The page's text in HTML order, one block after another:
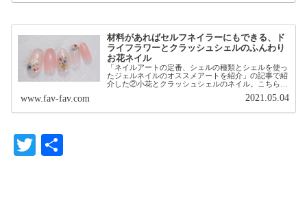
材料があればセルフネイラーにもできる、ド
ライフラワーとクラッシュシェルのふんわり
お花ネイル
「ネイルアートの定番、シェルの種類とシェルを使っ
たジェルネイルのオススメアートを紹介」の記事で紹
介した②小花とクラッシュシェルのネイル。こちらで
思います。扱いが難しそうなドライフラワーも小花
www.fav-fav.com 2021.05.04
T